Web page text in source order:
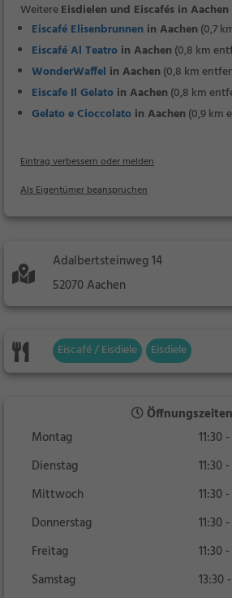
WeitereEisdielen und Eiscafés in
Eiscafé Elisenbrunnen in Aachen (0,7
Eiscafé Al Teatro in Aachen (0,8 km
WonderWaffel in Aachen (0,8 km
Eiscafe Il Gelato in Aachen (0,8 km
Gelato e Cioccolato in Aachen (0,9 km
Eintrag verbessern oder melden
Als Eigentümer beanspruchen
Adalbertsteinweg 14
52070 Aachen
Eiscafé / Eisdiele Eisdiele
Öffnungszeiten
Montag
11:30
Dienstag
11:30
Mittwoch
11:30
Donnerstag
11:30
Freitag
11:30
Samstag
13:30